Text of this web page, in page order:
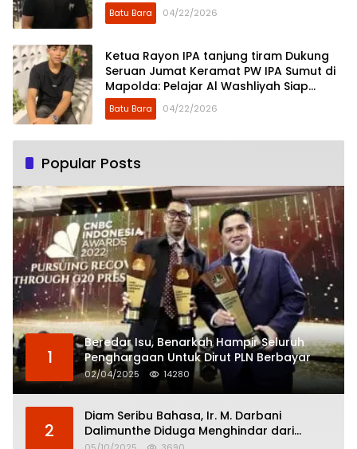
Batu Bara 04/22/2026
Ketua Rayon IPA tanjung tiram Dukung
Seruan Jumat Keramat PW IPA Sumut di
Mapolda: Pelajar Al Washliyah Siap
“Kepung” Penimbun Sungai Badak Mati.
Batu Bara 04/22/2026
Popular Posts
1
Beredar Isu, Benarkah Hampir Seluruh
Penghargaan Untuk Dirut PLN Berbayar
02/04/2025 14280
2
Diam Seribu Bahasa, Ir. M. Darbani
Dalimunthe Diduga Menghindar dari
Pertanggungjawaban Politik